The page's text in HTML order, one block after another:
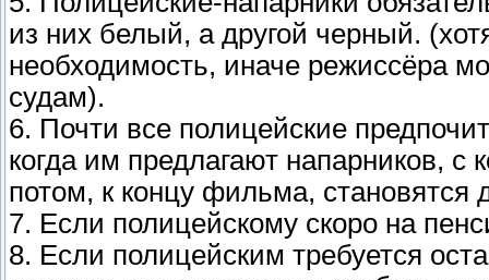
из них белый, а другой черный.
необходимость, иначе режиссёра
судам).
6. Почти все полицейские
когда им предлагают напарников, с
потом, к концу фильма, становятся
7. Если полицейскому скоро на
8. Если полицейским требуется